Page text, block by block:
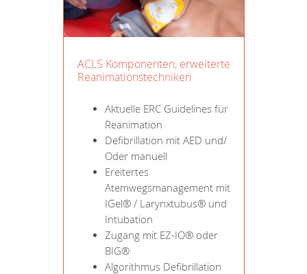
ACLS Komponenten, erweiterte
Reanimationstechniken
Aktuelle ERC Guidelines für
Reanimation
Defibrillation mit AED und/
Oder manuell
Ereitertes
Atemwegsmanagement mit
IGel® / Larynxtubus® und
Intubation
Zugang mit EZ-IO® oder
BIG®
Algorithmus Defibrillation